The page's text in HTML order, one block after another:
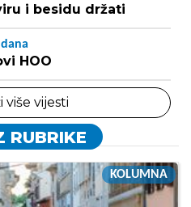
i besidu držati
dana
HOO
više vijesti
RUBRIKE
KOLUMNA